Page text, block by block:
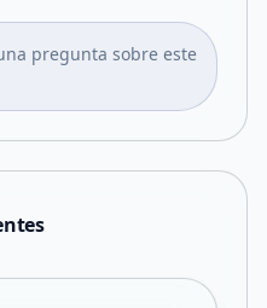
pregunta sobre este